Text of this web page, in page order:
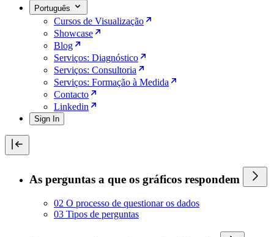
Português
Cursos de Visualização
Showcase
Blog
Serviços: Diagnóstico
Serviços: Consultoria
Serviços: Formação à Medida
Contacto
Linkedin
Sign In
As perguntas a que os gráficos respondem
02 O processo de questionar os dados
03 Tipos de perguntas